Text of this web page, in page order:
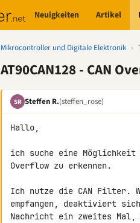
Neuigkeiten Artikel
Mikrocontroller und Digitale Elektronik ›
AT90CAN128 - CAN
SR Steffen R.(steffen_rose)
Hallo,
ich suche eine Möglichkeit
Overflow zu erkennen.
Ich nutze die CAN Filter.
empfangen, deaktiviert
Nachricht ein zweites